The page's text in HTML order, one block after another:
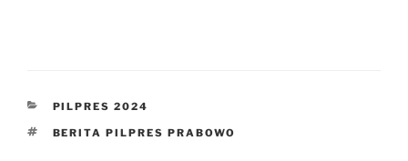
CATEGORIES
PILPRES 2024
TAGS
BERITA PILPRES PRABOWO